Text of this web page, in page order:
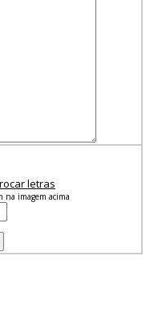
letras
na imagem acima